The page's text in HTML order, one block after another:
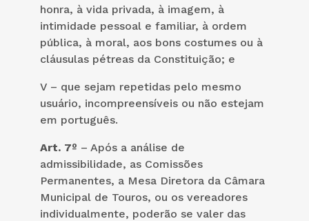
honra, à vida privada, à imagem, à
intimidade pessoal e familiar, à ordem
pública, à moral, aos bons costumes ou à
cláusulas pétreas da Constituição; e
V – que sejam repetidas pelo mesmo
usuário, incompreensíveis ou não estejam
em português.
Art. 7º – Após a análise de
admissibilidade, as Comissões
Permanentes, a Mesa Diretora da Câmara
Municipal de Touros, ou os vereadores
individualmente, poderão se valer das